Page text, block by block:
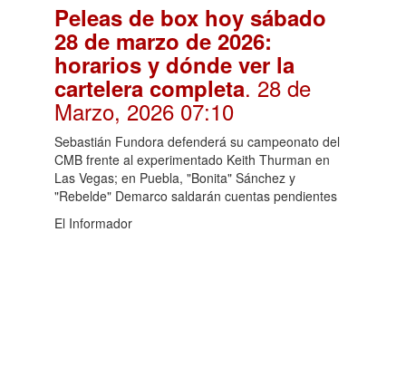
Peleas de box hoy sábado
28 de marzo de 2026:
horarios y dónde ver la
cartelera completa. 28 de
Marzo, 2026 07:10
Sebastián Fundora defenderá su campeonato del
CMB frente al experimentado Keith Thurman en
Las Vegas; en Puebla, "Bonita" Sánchez y
"Rebelde" Demarco saldarán cuentas pendientes
El Informador